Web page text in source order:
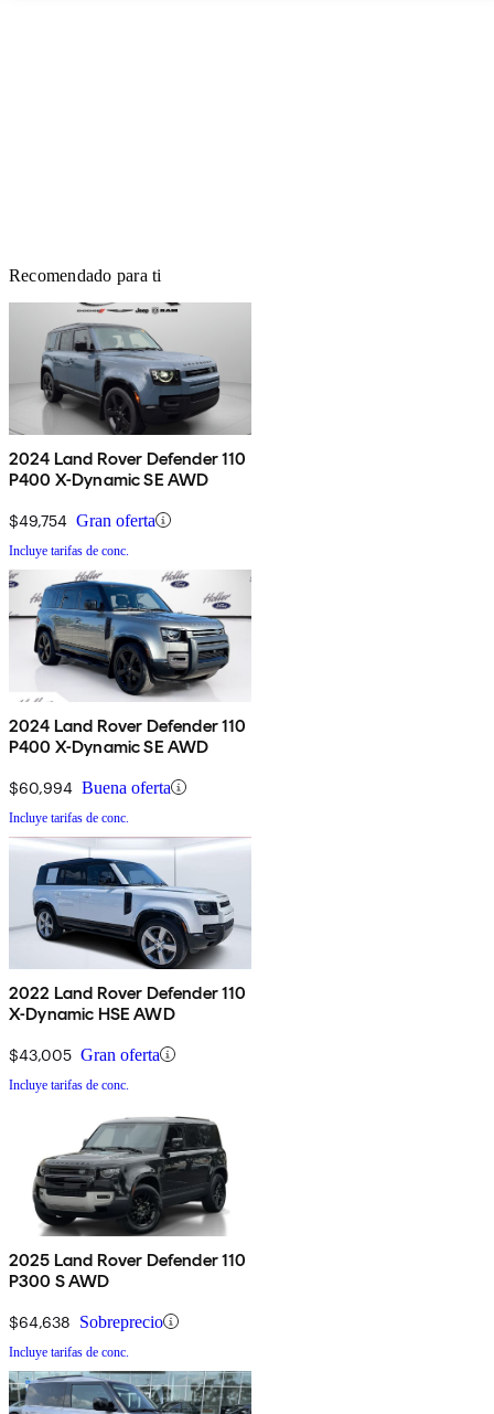
Recomendado para ti
2024 Land Rover Defender 110
P400 X-Dynamic SE AWD
$49,754 Gran oferta
Incluye tarifas de conc.
2024 Land Rover Defender 110
P400 X-Dynamic SE AWD
$60,994 Buena oferta
Incluye tarifas de conc.
2022 Land Rover Defender 110
X-Dynamic HSE AWD
$43,005 Gran oferta
Incluye tarifas de conc.
2025 Land Rover Defender 110
P300 S AWD
$64,638 Sobreprecio
Incluye tarifas de conc.